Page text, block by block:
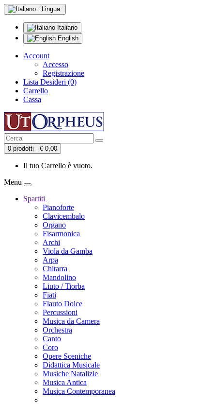
Lingua
Italiano
English
Account
Accesso
Registrazione
Lista Desideri (0)
Carrello
Cassa
0 prodotti - € 0,00
Il tuo Carrello è vuoto.
Menu
Spartiti
Pianoforte
Clavicembalo
Organo
Fisarmonica
Archi
Viola da Gamba
Arpa
Chitarra
Mandolino
Liuto / Tiorba
Fiati
Flauto Dolce
Percussioni
Musica da Camera
Orchestra
Canto
Coro
Opere Sceniche
Didattica Musicale
Musiche Natalizie
Musica Antica
Musica Contemporanea